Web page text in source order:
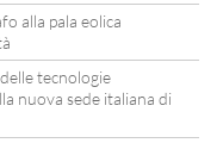
alla pala eolica
tecnologie
nuova sede italiana di